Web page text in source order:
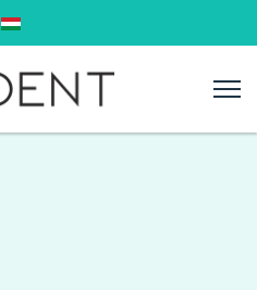
Válasszon nyelvet